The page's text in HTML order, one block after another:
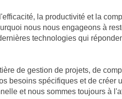
la productivité et la
nous nous engageons à
technologies qui
de gestion de projets, de
besoins spécifiques et de
et nous sommes toujours à